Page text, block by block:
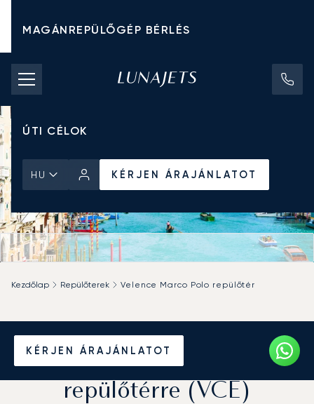
MAGÁNREPÜLŐGÉP BÉRLÉS
CHARTER ÁRAK
MAGÁNREPÜLŐGÉPEK
ÚTI CÉLOK
HU KÉRJEN ÁRAJÁNLATOT
KÉRJEN ÁRAJÁNLATOT
Kezdőlap Repülőterek Velence Marco Polo repülőtér
Magánrepülőgép bérlése a
Velence Marco Polo
repülőtérre (VCE)